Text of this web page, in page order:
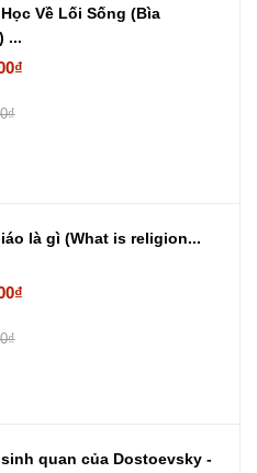
Về Lối Sống (Bìa
...
là gì (What is religion...
quan của Dostoevsky -